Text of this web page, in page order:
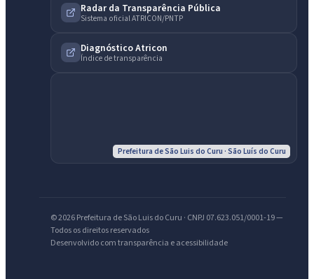
Radar da Transparência Pública
Sistema oficial ATRICON/PNTP
Diagnóstico Atricon
Índice de transparência
Prefeitura de São Luis do Curu · São Luís do Curu
© 2026 Prefeitura de São Luis do Curu · CNPJ 07.623.051/0001-19 —
Todos os direitos reservados
Desenvolvido com transparência e acessibilidade
IntGest AI
Assistente do Portal
Olá. Pergunte sobre serviços, notícias, legislação, Diário Oficial,